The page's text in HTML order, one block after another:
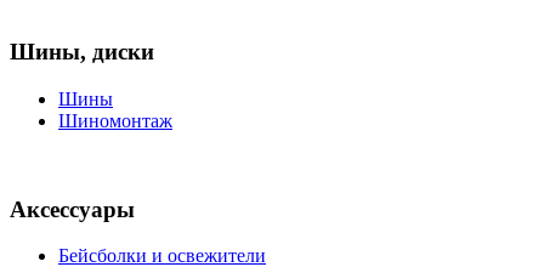
Шины, диски
Шины
Шиномонтаж
Аксессуары
Бейсболки и освежители